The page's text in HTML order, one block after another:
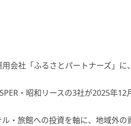
会社「ふるさとパートナーズ」
・昭和リースの3社が2025年
・旅館への投資を軸に、地域外